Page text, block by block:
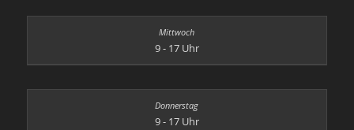
9 - 17 Uhr
9 - 17 Uhr